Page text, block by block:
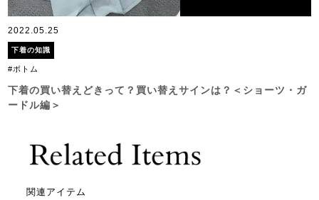
2022.05.25
下着の知識
#ボトム
下着の買い替えどきって？買い替えサインは？＜ショーツ・ガ
ードル編＞
関連アイテム